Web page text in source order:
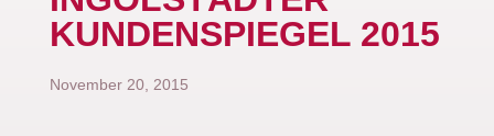
KUNDENSPIEGEL 2015
November 20, 2015